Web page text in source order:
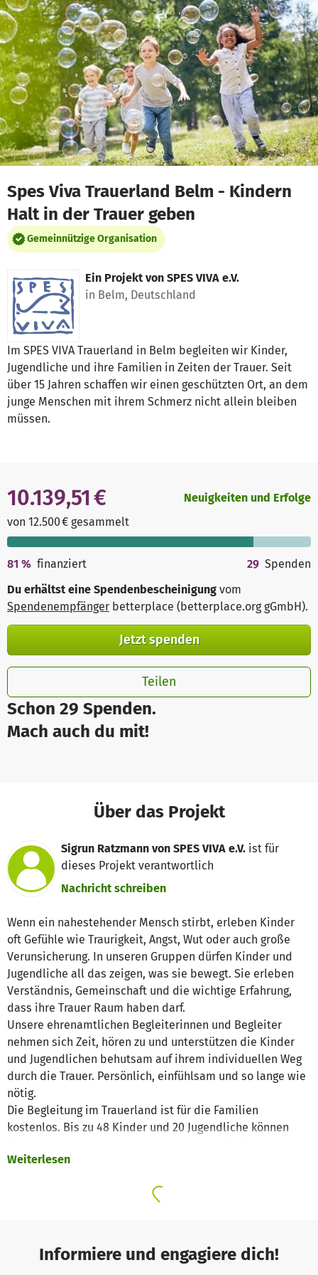
Zum Hauptinhalt springen
Erklärung zur Barrierefreiheit anzeigen
Spes Viva Trauerland Belm - Kindern
Halt in der Trauer geben
Gemeinnützige Organisation
Ein Projekt von SPES VIVA e.V.
in Belm, Deutschland
Im SPES VIVA Trauerland in Belm begleiten wir Kinder,
Jugendliche und ihre Familien in Zeiten der Trauer. Seit
über 15 Jahren schaffen wir einen geschützten Ort, an dem
junge Menschen mit ihrem Schmerz nicht allein bleiben
müssen.
Schon 29 Spenden.
Mach auch du mit!
10.139,51 €
von 12.500 € gesammelt
Neuigkeiten und Erfolge
81 % finanziert 29 Spenden
Du erhältst eine Spendenbescheinigung vom
Spendenempfänger betterplace (betterplace.org gGmbH).
Jetzt spenden
Teilen
Über das Projekt
Sigrun Ratzmann von SPES VIVA e.V. ist für
dieses Projekt verantwortlich
Nachricht schreiben
Wenn ein nahestehender Mensch stirbt, erleben Kinder
oft Gefühle wie Traurigkeit, Angst, Wut oder auch große
Verunsicherung. In unseren Gruppen dürfen Kinder und
Jugendliche all das zeigen, was sie bewegt. Sie erleben
Verständnis, Gemeinschaft und die wichtige Erfahrung,
dass ihre Trauer Raum haben darf.
Unsere ehrenamtlichen Begleiterinnen und Begleiter
nehmen sich Zeit, hören zu und unterstützen die Kinder
und Jugendlichen behutsam auf ihrem individuellen Weg
durch die Trauer. Persönlich, einfühlsam und so lange wie
nötig.
Die Begleitung im Trauerland ist für die Familien
kostenlos. Bis zu 48 Kinder und 20 Jugendliche können
werden. Möglich wird das ausschließlich durch
ein Jahr ein geschützter Ort der Trauerbegleitung
ermöglicht werden.
Weiterlesen
Informiere und engagiere dich!